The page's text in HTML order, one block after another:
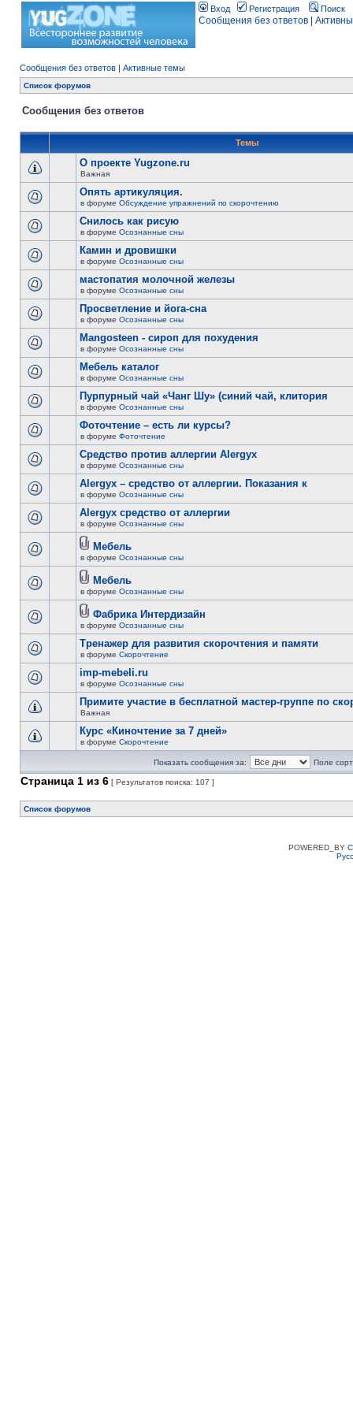
Вход Регистрация Поиск
Сообщения без ответов
Сообщения без ответов | Активные темы
Список форумов
Сообщения без ответов
Темы
О проекте Yugzone.ru
Важная
Опять артикуляция.
в форуме Обсуждение упражнений по скорочтению
Снилось как рисую
в форуме Осознанные сны
Камин и дровишки
в форуме Осознанные сны
мастопатия молочной железы
в форуме Осознанные сны
Просветление и йога-сна
в форуме Осознанные сны
Mangosteen - сироп для похудения
в форуме Осознанные сны
Мебель каталог
в форуме Осознанные сны
Пурпурный чай «Чанг Шу» (синий чай, клитория
в форуме Осознанные сны
Фоточтение – есть ли курсы?
в форуме Фоточтение
Cредство против аллергии Alergyx
в форуме Осознанные сны
Alergyx – средство от аллергии. Показания к
в форуме Осознанные сны
Alergyx средство от аллергии
в форуме Осознанные сны
Мебель
в форуме Осознанные сны
Мебель
в форуме Осознанные сны
Фабрика Интердизайн
в форуме Осознанные сны
Тренажер для развития скорочтения и памяти
в форуме Скорочтение
imp-mebeli.ru
в форуме Осознанные сны
Примите участие в бесплатной мастер-группе по
Важная
Курс «Киночтение за 7 дней»
в форуме Скорочтение
Показать сообщения за: Поле
Страница 1 из 6 [ Результатов поиска: 107 ]
Список форумов
POWERED_BY